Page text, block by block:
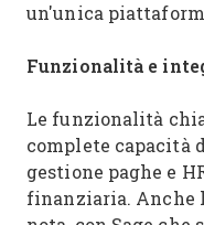
un'unica
Funzionalità e
Le funzionalità
complete capacità
gestione paghe e
finanziaria. Anche